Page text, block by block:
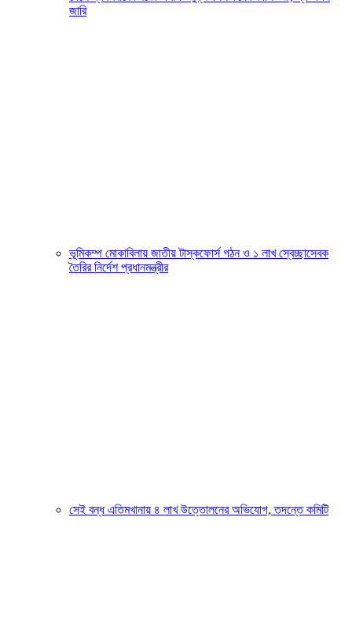
জারি
ভূমিকম্প মোকাবিলায় জাতীয় টাস্কফোর্স গঠন ও ১ লাখ স্বেচ্ছাসেবক
তৈরির নির্দেশ প্রধানমন্ত্রীর
সেই বন্ধ এতিমখানায় ৪ লাখ উত্তোলনের অভিযোগ, তদন্তে কমিটি